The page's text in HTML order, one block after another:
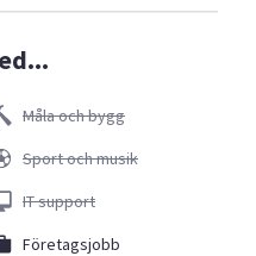
Måla och bygg
Sport och musik
IT support
Företagsjobb